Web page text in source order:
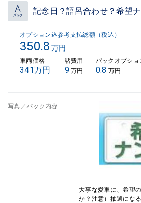
記念日？語呂合わせ？希望
オプション込参考支払総額（税込）
350.8 万円
車両価格
341万円
諸費用
9 万円
パックオプショ
0.8 万円
写真／パック内容
大事な愛車に、希望
か？注意）抽選にな